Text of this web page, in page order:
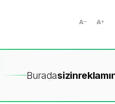
A A
Buradasizin